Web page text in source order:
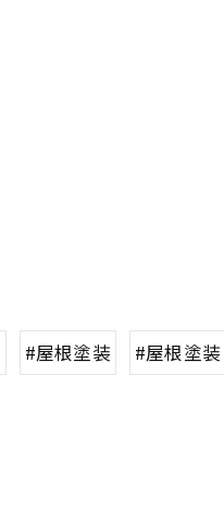
#屋根塗装 #屋根塗装